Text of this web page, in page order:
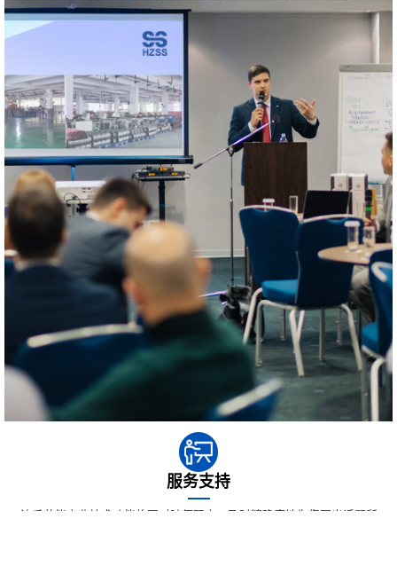
服务支持
沈氏节能产业技术功能的团对随便职守，及时精确度地为您写出话题所